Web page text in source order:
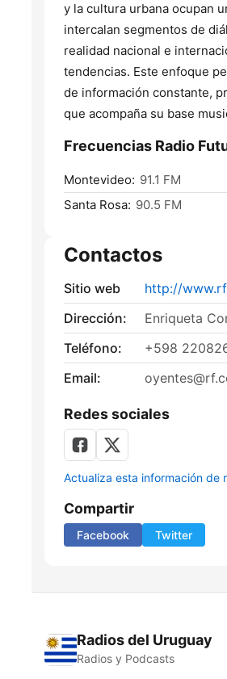
y la cultura urbana ocupan
intercalan segmentos de
realidad nacional e
tendencias. Este enfoque
de información constante,
que acompaña su base
Frecuencias Radio
Montevideo: 91.1 FM
Santa Rosa: 90.5 FM
Contactos
Sitio web
http://
Dirección:
Enriqueta
Teléfono:
+598
Email:
Redes sociales
Actualiza esta información de
Compartir
Facebook Twitter
Radios del Uruguay
Radios y Podcasts